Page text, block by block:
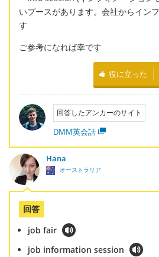
いブースがあります。会社からイン
す
ご参考になれば幸です
役に立った
回答したアンカーのサイト
DMM英会話
Hana
オーストラリア
回答
job fair
job information session